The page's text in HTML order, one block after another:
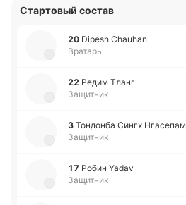
Стартовый состав
20 Dipesh Chauhan
Вратарь
22 Редим Тланг
Защитник
3 То­ндо­нба Сингх Нга­се­пам
Защитник
17 Робин Yadav
Защитник